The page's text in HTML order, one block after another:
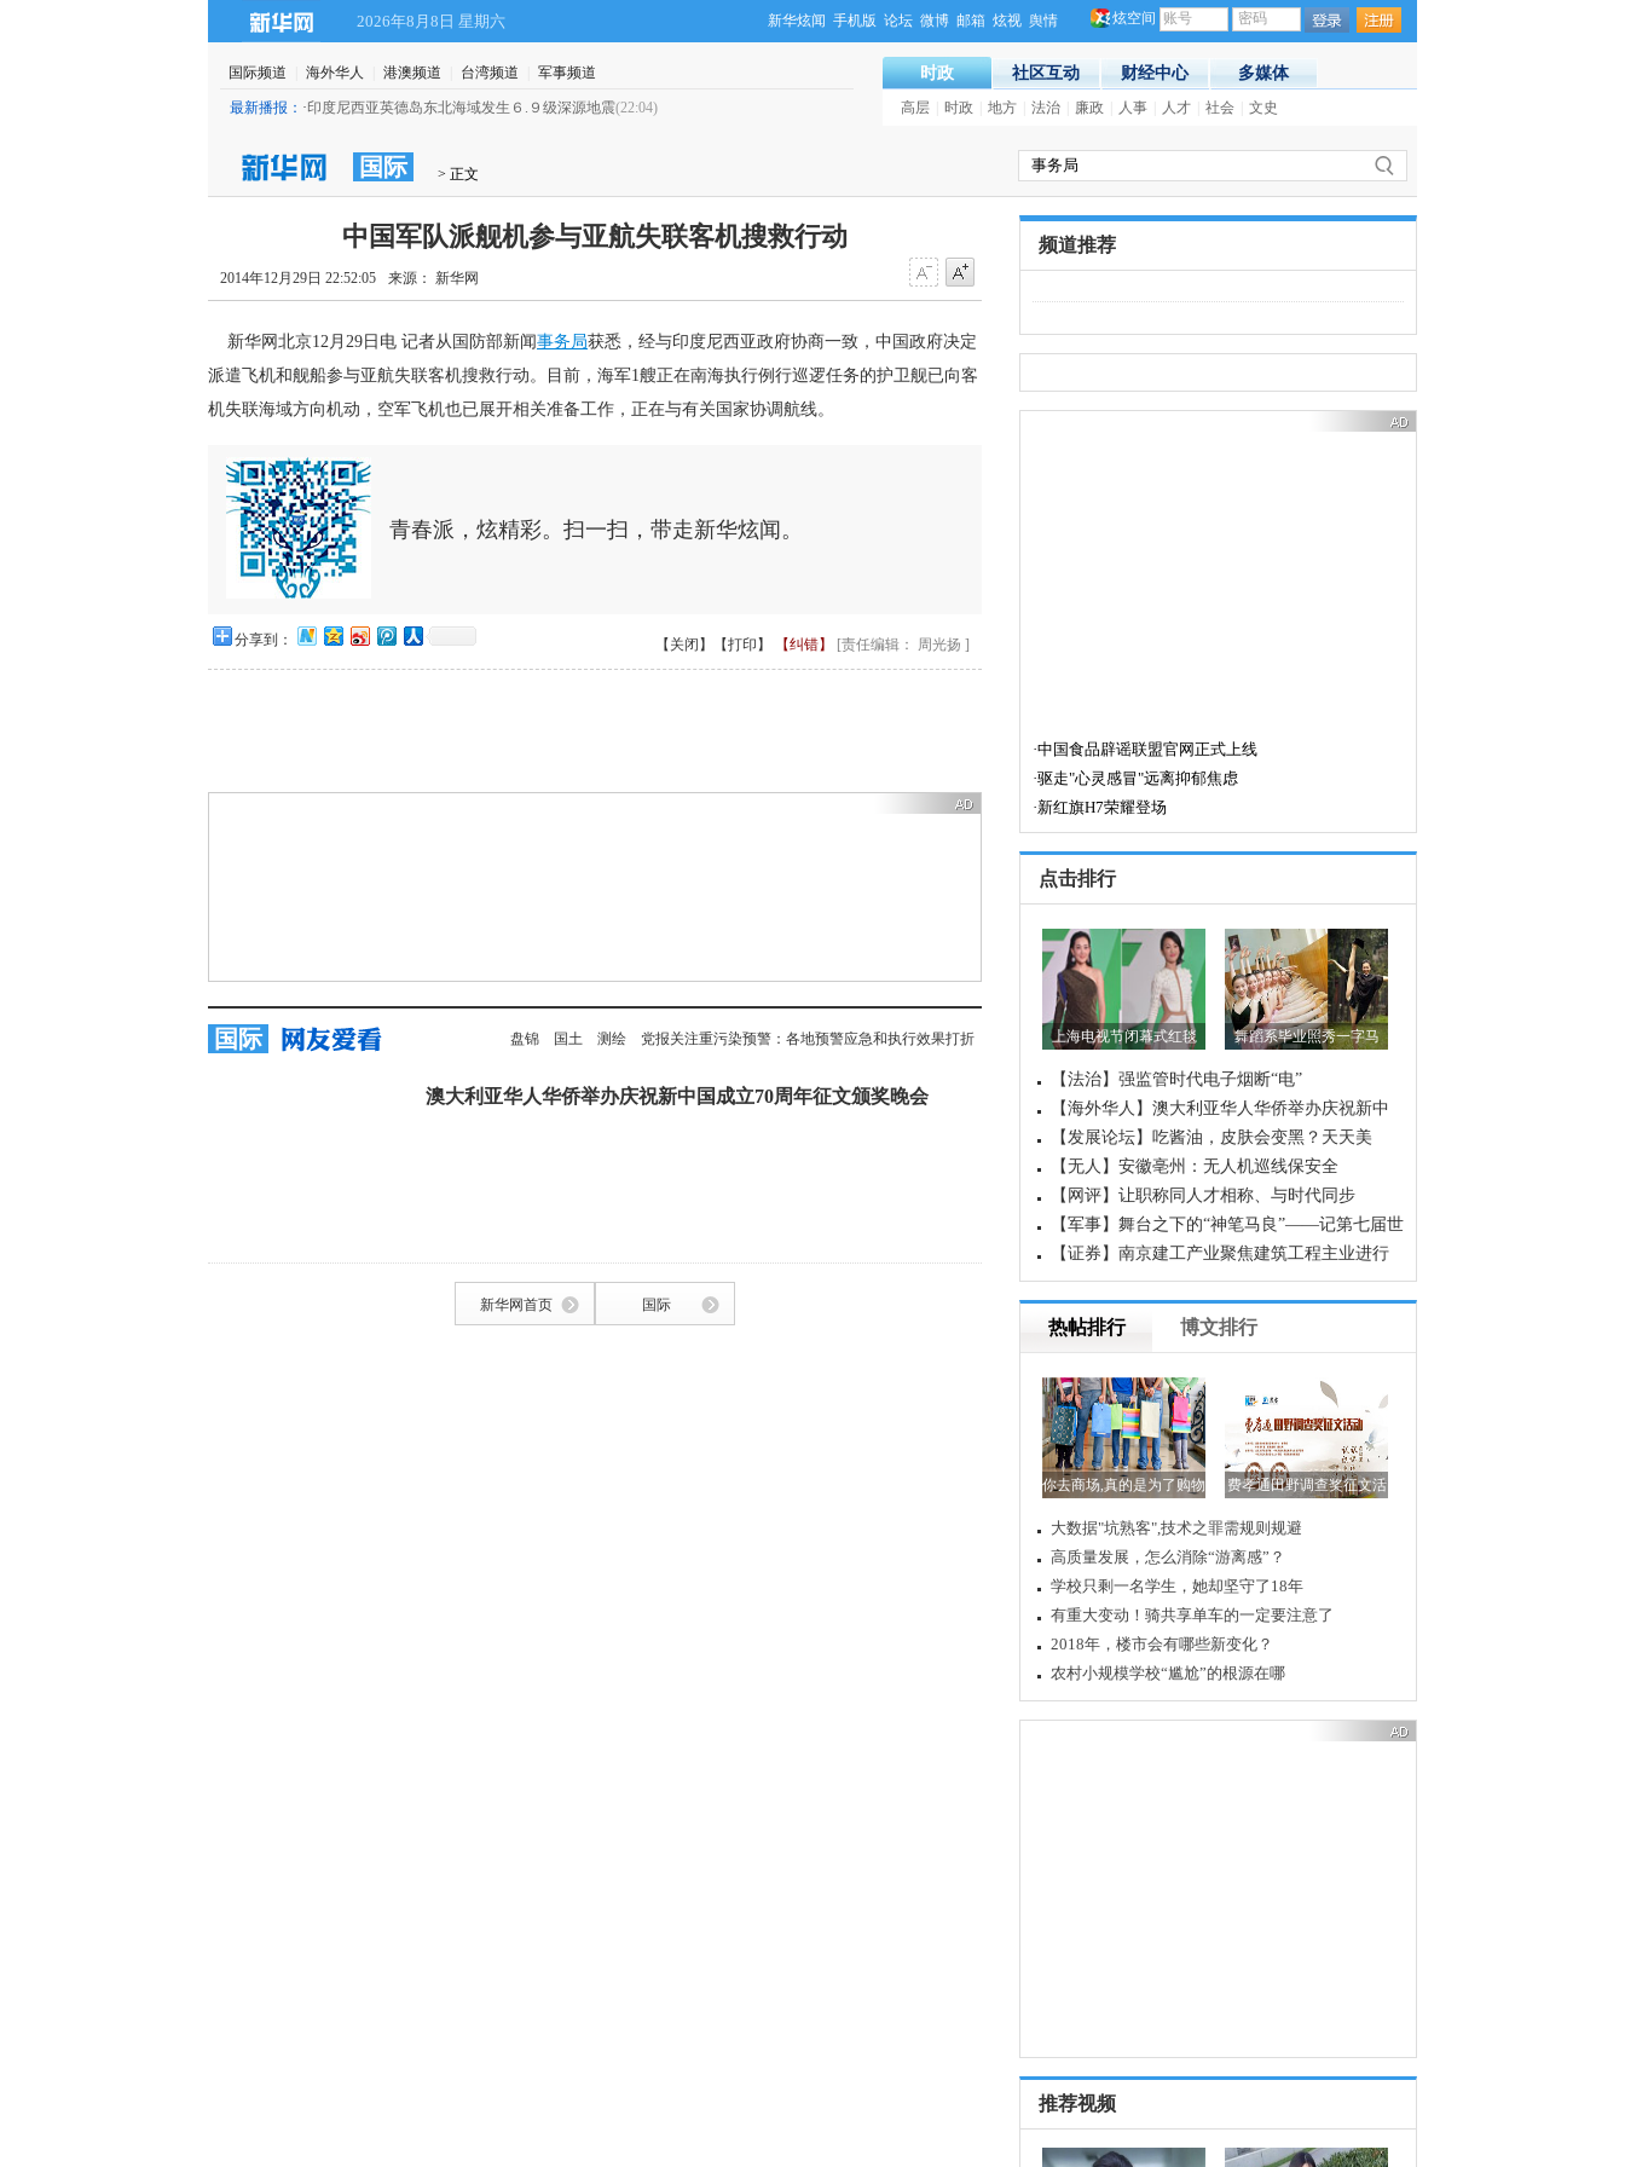
2026年8月8日 星期六 炫空间 账号 密码
新华炫闻 手机版 论坛 微博 邮箱 炫视 舆情
国际频道 海外华人 港澳频道 台湾频道 军事频道
最新播报： ·印度尼西亚英德岛东北海域发生６.９级深源地震(22:04) 塞拉利昂发生埃博拉血样“乌龙”事件(21:55)
时政 社区互动 财经中心 多媒体
高层 时政 地方 法治 廉政 人事 人才 社会 文史
国际 > 正文
中国军队派舰机参与亚航失联客机搜救行动
2014年12月29日 22:52:05 来源： 新华网
新华网北京12月29日电 记者从国防部新闻事务局获悉，经与印度尼西亚政府协商一致，中国政府决定
派遣飞机和舰船参与亚航失联客机搜救行动。目前，海军1艘正在南海执行例行巡逻任务的护卫舰已向客
机失联海域方向机动，空军飞机也已展开相关准备工作，正在与有关国家协调航线。
青春派，炫精彩。扫一扫，带走新华炫闻。
分享到： 【关闭】 【打印】 【纠错】 [责任编辑： 周光扬 ]
国际 盘锦 国土 测绘 党报关注重污染预警：各地预警应急和执行效果打折
澳大利亚华人华侨举办庆祝新中国成立70周年征文颁奖晚会
新华网首页 国际
频道推荐
点击排行
上海电视节闭幕式红毯 舞蹈系毕业照秀一字马
【法治】强监管时代电子烟断“电”
【海外华人】澳大利亚华人华侨举办庆祝新中
国成立70周年征文颁奖晚会
【发展论坛】吃酱油，皮肤会变黑？天天美
白，却不知道这些食物正在偷偷让你变黑
【无人】安徽亳州：无人机巡线保安全
【网评】让职称同人才相称、与时代同步
【军事】舞台之下的“神笔马良”——记第七届世
界军人运动会开幕式600余名场务保障官兵
【证券】南京建工产业聚焦建筑工程主业进行
重组
热帖排行 博文排行
你去商场,真的是为了购物
费孝通田野调查奖征文活
大数据"坑熟客",技术之罪需规则规避
高质量发展，怎么消除“游离感”？
学校只剩一名学生，她却坚守了18年
有重大变动！骑共享单车的一定要注意了
2018年，楼市会有哪些新变化？
农村小规模学校“尴尬”的根源在哪
推荐视频